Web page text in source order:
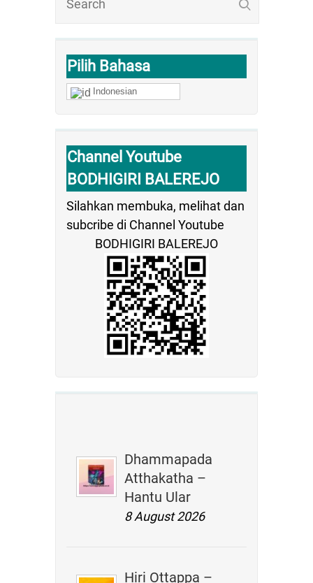
Pilih Bahasa
Indonesian
Channel Youtube
BODHIGIRI BALEREJO
Silahkan membuka, melihat dan
subcribe di Channel Youtube
BODHIGIRI BALEREJO
Dhammapada
Atthakatha –
Hantu Ular
8 August 2026
Hiri Ottappa –